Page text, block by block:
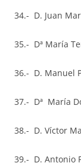
34.- D. Juan
35.- Dª María
36.- D. Manuel
37.- Dª María
38.- D. Víctor
39.- D. Antonio